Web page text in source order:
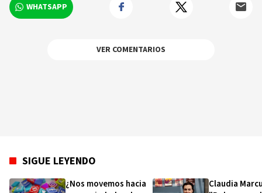
WHATSAPP
VER COMENTARIOS
SIGUE LEYENDO
¿Nos movemos hacia
Claudia